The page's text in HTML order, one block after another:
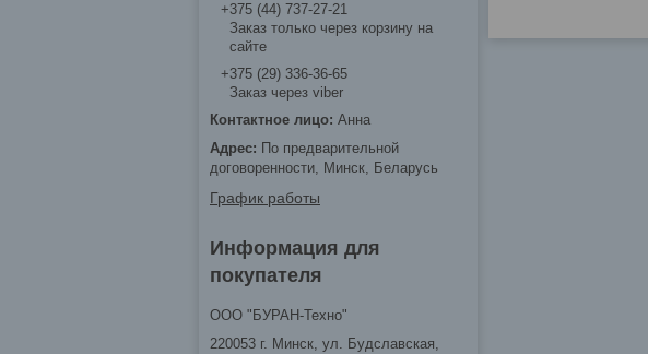
+375 (44) 737-27-21
Заказ только через корзину на
сайте
+375 (29) 336-36-65
Заказ через viber
Анна
По предварительной
договоренности, Минск, Беларусь
График работы
Информация для
покупателя
ООО "БУРАН-Техно"
220053 г. Минск, ул. Будславская,